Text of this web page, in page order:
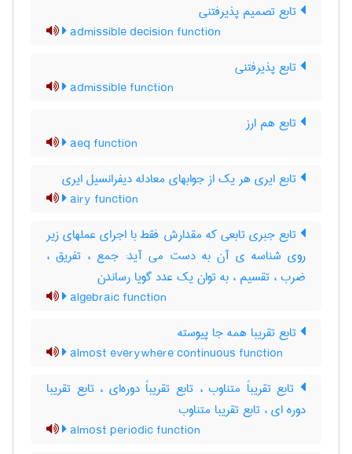
تابع تصمیم پذیرفتنی
admissible decision function
تابع پذیرفتنی
admissible function
تابع هم ارز
aeq function
تابع ایری هر یک از جوابهای معادله دیفرانسیل ایری
airy function
تابع جبری تابعی که مقدارش فقط با اجرای عملهای زیر
روی شناسه ی آن به دست می آید: جمع ، تفریق ،
ضرب ، تقسیم ، به توان یک عدد گویا رساندن
algebraic function
تابع تقریبا همه جا پیوسته
almost everywhere continuous function
تابع تقریباً متناوب ، تابع تقریباً دوره‌ای ، تابع تقریبا
دوره ای ، تابع تقریبا متناوب
almost periodic function